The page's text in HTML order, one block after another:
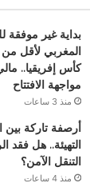
بداية غير موفقة
كأس إفريقيا..
مواجهة الافتتاح
منذ 3 ساعات
أرصفة تاركة بين
التهيئة.. هل فقد
التنقل الآمن؟
منذ 4 ساعات